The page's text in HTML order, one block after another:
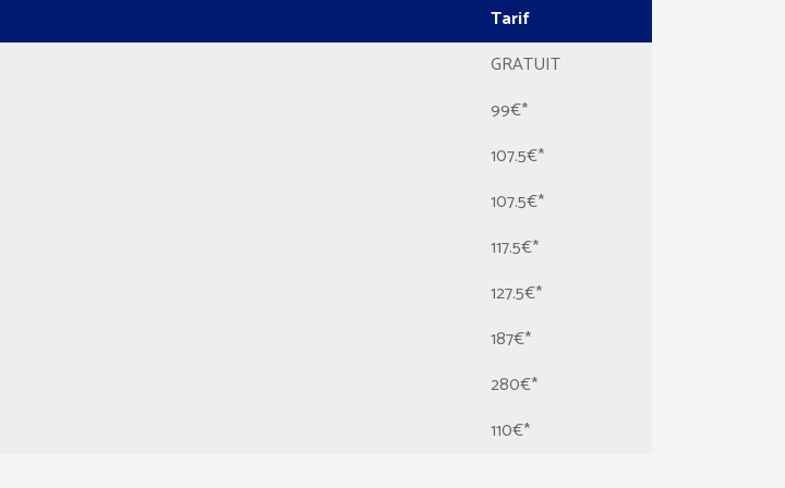
Tarif
GRATUIT
99€*
107.5€*
107.5€*
117.5€*
127.5€*
187€*
280€*
110€*